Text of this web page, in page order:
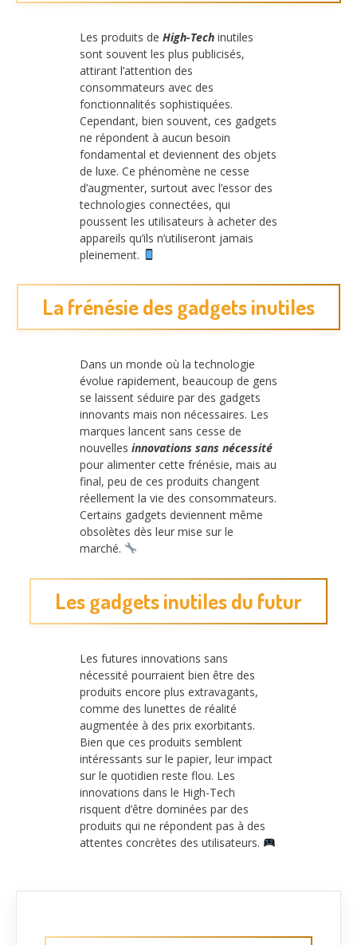
Les produits de High-Tech inutiles
sont souvent les plus publicisés,
attirant l’attention des
consommateurs avec des
fonctionnalités sophistiquées.
Cependant, bien souvent, ces gadgets
ne répondent à aucun besoin
fondamental et deviennent des objets
de luxe. Ce phénomène ne cesse
d’augmenter, surtout avec l’essor des
technologies connectées, qui
poussent les utilisateurs à acheter des
appareils qu’ils n’utiliseront jamais
pleinement.
La frénésie des gadgets inutiles
Dans un monde où la technologie
évolue rapidement, beaucoup de gens
se laissent séduire par des gadgets
innovants mais non nécessaires. Les
marques lancent sans cesse de
nouvelles innovations sans nécessité
pour alimenter cette frénésie, mais au
final, peu de ces produits changent
réellement la vie des consommateurs.
Certains gadgets deviennent même
obsolètes dès leur mise sur le
marché.
Les gadgets inutiles du futur
Les futures innovations sans
nécessité pourraient bien être des
produits encore plus extravagants,
comme des lunettes de réalité
augmentée à des prix exorbitants.
Bien que ces produits semblent
intéressants sur le papier, leur impact
sur le quotidien reste flou. Les
innovations dans le High-Tech
risquent d’être dominées par des
produits qui ne répondent pas à des
attentes concrètes des utilisateurs.